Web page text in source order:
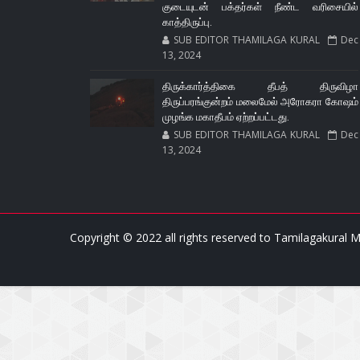
குடையுடன் பக்தர்கள் நீண்ட வரிசையில்
காத்திருப்பு.
SUB EDITOR THAMILAGA KURAL
Dec
13, 2024
திருக்கார்த்திகை தீபத் திருவிழா
திருப்பரங்குன்றம் மலைமேல் அரோகரா கோஷம்
முழங்க மகாதீபம் ஏற்றப்பட்டது.
SUB EDITOR THAMILAGA KURAL
Dec
13, 2024
Copyright © 2022 all rights reserved to Tamilagakural